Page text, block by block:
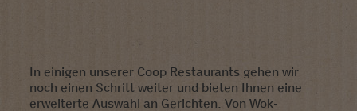
In einigen unserer Coop Restaurants gehen wir
noch einen Schritt weiter und bieten Ihnen eine
erweiterte Auswahl an Gerichten. Von Wok-